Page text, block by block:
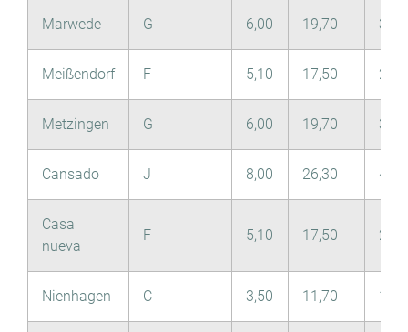
Marwede G 6,00 19,70 3,30
Meißendorf F 5,10 17,50 2,90
Metzingen G 6,00 19,70 3,30
Cansado J 8,00 26,30 4,40
Casa
nueva
F 5,10 17,50 2,90
Nienhagen C 3,50 11,70 1,90